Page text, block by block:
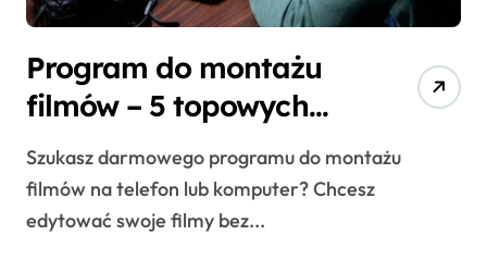
Program do montażu
filmów – 5 topowych
narzędzi
Szukasz darmowego programu do montażu
filmów na telefon lub komputer? Chcesz
edytować swoje filmy bez...